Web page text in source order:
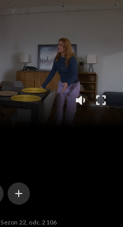
Sezon 22, odc. 2106